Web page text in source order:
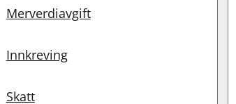
Merverdiavgift
Innkreving
Skatt